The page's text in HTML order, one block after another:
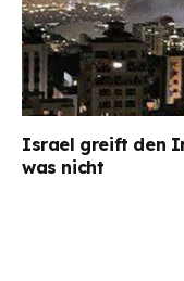
Israel greift den
was nicht